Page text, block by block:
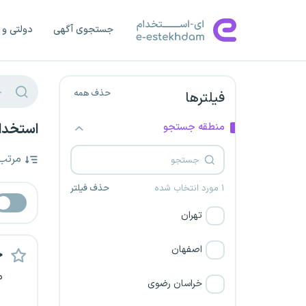
جستجوی آگهی دولتی
فیلترها حذف همه
منطقه جستجو
۱ مورد انتخاب شده حذف فیلتر
تهران
اصفهان
خراسان رضوی